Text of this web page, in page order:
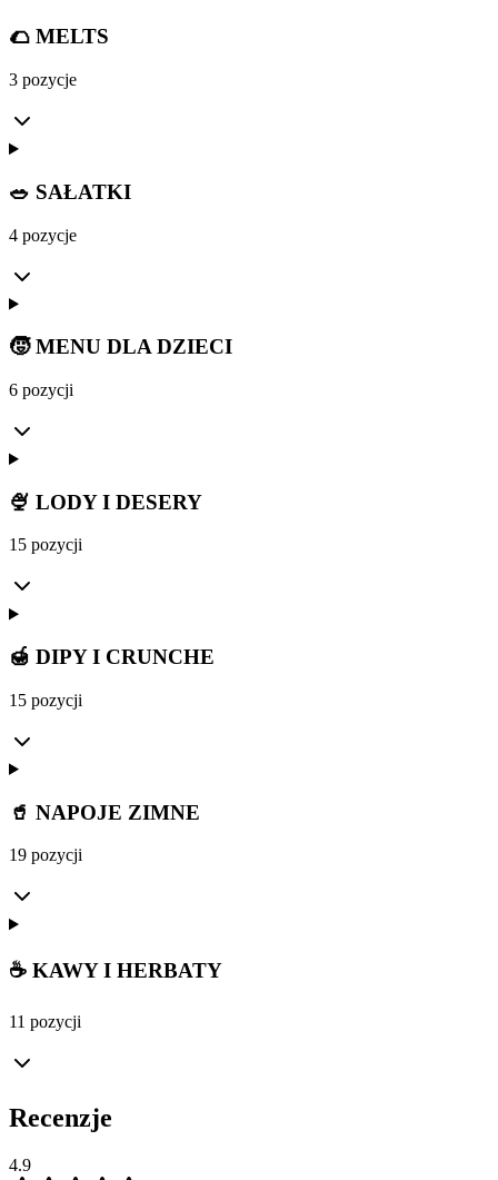
🌮 MELTS
3 pozycje
🥗 SAŁATKI
4 pozycje
🧒 MENU DLA DZIECI
6 pozycji
🍨 LODY I DESERY
15 pozycji
🍯 DIPY I CRUNCHE
15 pozycji
🥤 NAPOJE ZIMNE
19 pozycji
☕ KAWY I HERBATY
11 pozycji
Recenzje
4.9